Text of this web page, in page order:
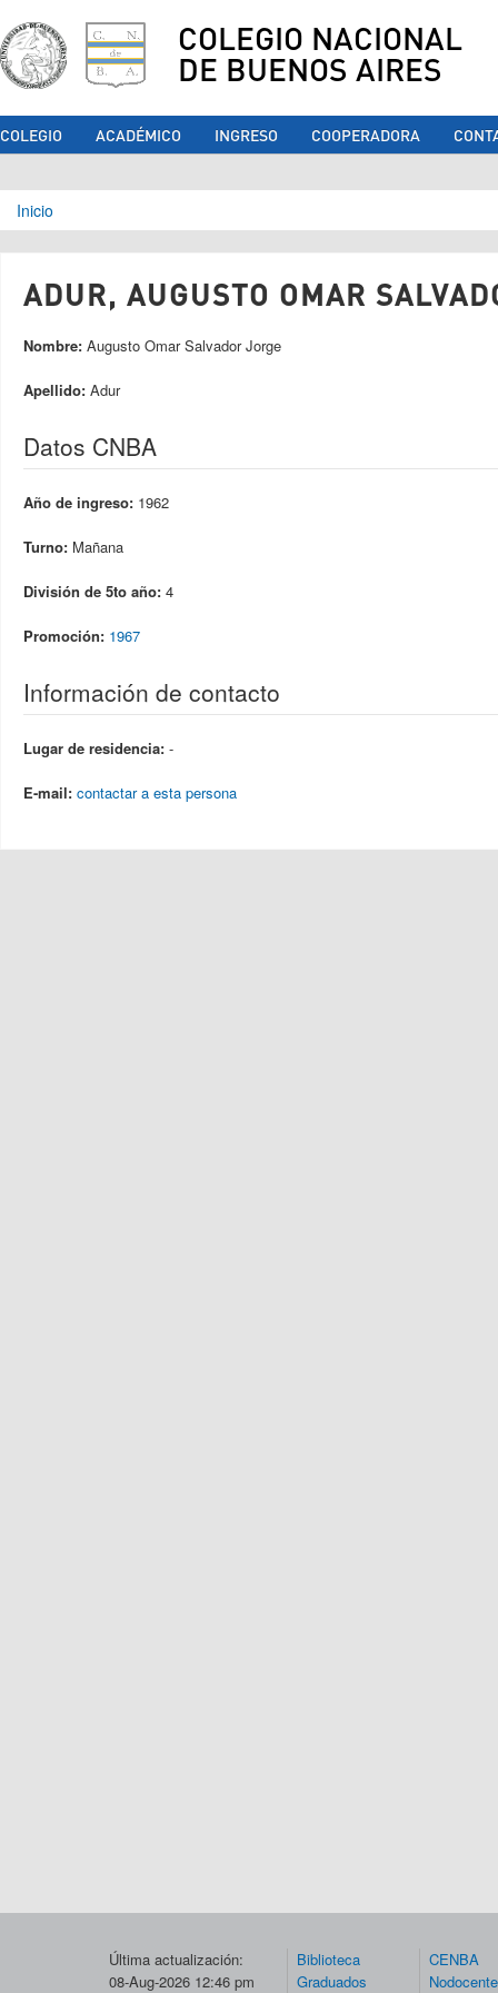
COLEGIO NACIONAL
DE BUENOS AIRES
COLEGIO ACADÉMICO INGRESO COOPERADORA
Se encuentra usted aquí
Inicio
ADUR, AUGUSTO OMAR
Nombre: Augusto Omar Salvador Jorge
Apellido: Adur
Datos CNBA
Año de ingreso: 1962
Turno: Mañana
División de 5to año: 4
Promoción: 1967
Información de contacto
Lugar de residencia: -
E-mail: contactar a esta persona
Última actualización:
08-Aug-2026 12:46 pm
Biblioteca
Graduados
CENBA